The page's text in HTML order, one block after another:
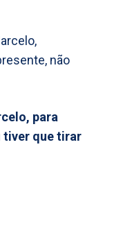
não
para
tiver que tirar